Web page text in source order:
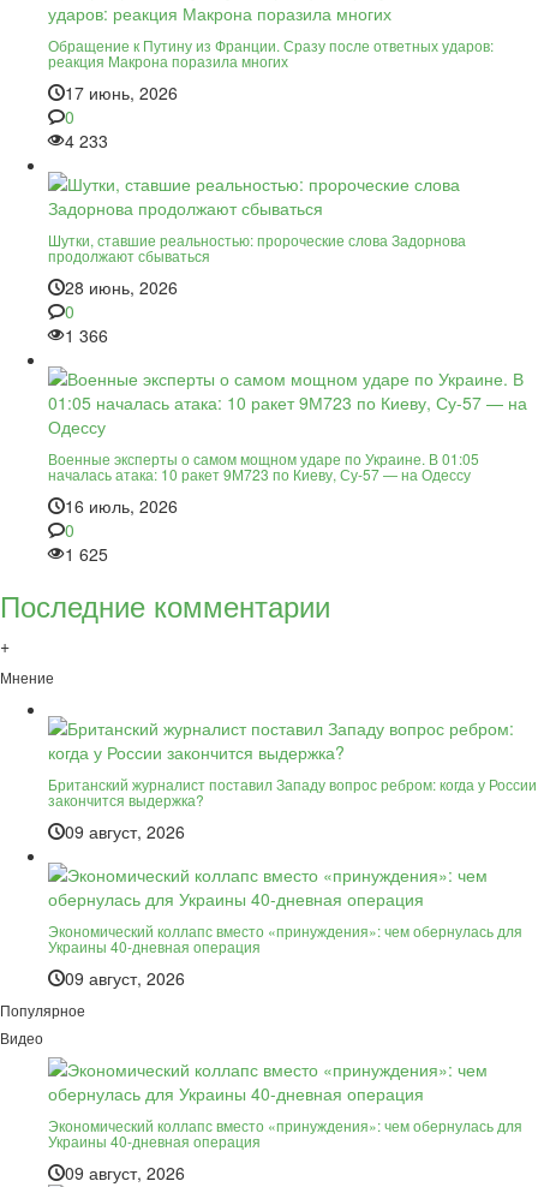
Обращение к Путину из Франции. Сразу после ответных ударов:
реакция Макрона поразила многих
17 июнь, 2026
0
4 233
Шутки, ставшие реальностью: пророческие слова Задорнова
продолжают сбываться
28 июнь, 2026
0
1 366
Военные эксперты о самом мощном ударе по Украине. В 01:05
началась атака: 10 ракет 9М723 по Киеву, Су-57 — на Одессу
16 июль, 2026
0
1 625
Последние комментарии
+
Мнение
Британский журналист поставил Западу вопрос ребром: когда у России
закончится выдержка?
09 август, 2026
Экономический коллапс вместо «принуждения»: чем обернулась для
Украины 40-дневная операция
09 август, 2026
Популярное
Видео
Экономический коллапс вместо «принуждения»: чем обернулась для
Украины 40-дневная операция
09 август, 2026